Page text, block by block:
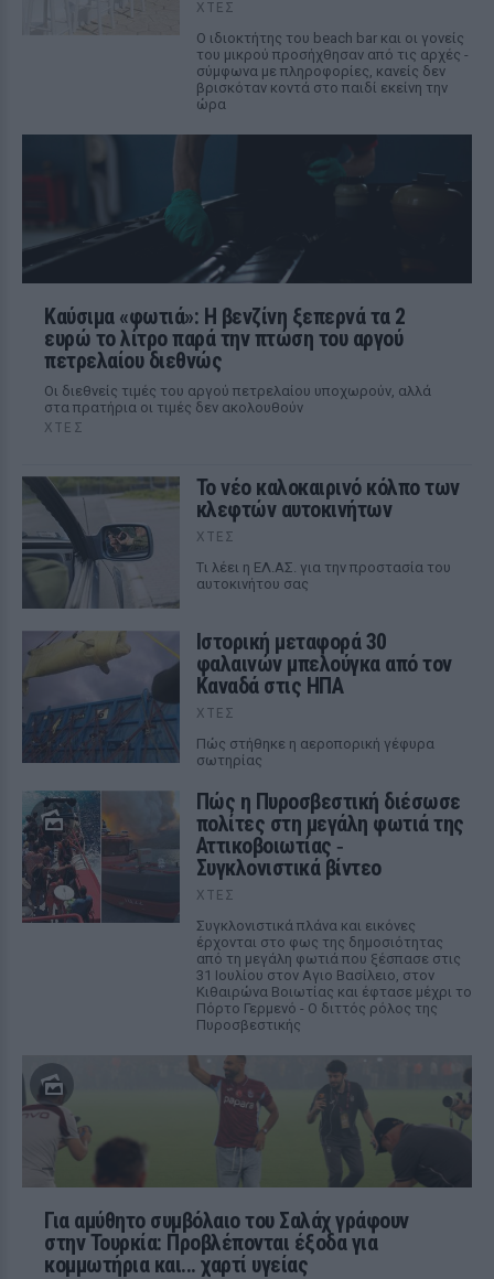
ΧΤΕΣ
Ο ιδιοκτήτης του beach bar και οι γονείς
του μικρού προσήχθησαν από τις αρχές -
σύμφωνα με πληροφορίες, κανείς δεν
βρισκόταν κοντά στο παιδί εκείνη την
ώρα
Καύσιμα «φωτιά»: Η βενζίνη ξεπερνά τα 2
ευρώ το λίτρο παρά την πτώση του αργού
πετρελαίου διεθνώς
Οι διεθνείς τιμές του αργού πετρελαίου υποχωρούν, αλλά
στα πρατήρια οι τιμές δεν ακολουθούν
ΧΤΕΣ
Το νέο καλοκαιρινό κόλπο των
κλεφτών αυτοκινήτων
ΧΤΕΣ
Tι λέει η ΕΛ.ΑΣ. για την προστασία του
αυτοκινήτου σας
Ιστορική μεταφορά 30
φαλαινών μπελούγκα από τον
Καναδά στις ΗΠΑ
ΧΤΕΣ
Πώς στήθηκε η αεροπορική γέφυρα
σωτηρίας
Πώς η Πυροσβεστική διέσωσε
πολίτες στη μεγάλη φωτιά της
Αττικοβοιωτίας ‑
Συγκλονιστικά βίντεο
ΧΤΕΣ
Συγκλονιστικά πλάνα και εικόνες
έρχονται στο φως της δημοσιότητας
από τη μεγάλη φωτιά που ξέσπασε στις
31 Ιουλίου στον Αγιο Βασίλειο, στον
Κιθαιρώνα Βοιωτίας και έφτασε μέχρι το
Πόρτο Γερμενό - Ο διττός ρόλος της
Πυροσβεστικής
Για αμύθητο συμβόλαιο του Σαλάχ γράφουν
στην Τουρκία: Προβλέπονται έξοδα για
κομμωτήρια και... χαρτί υγείας